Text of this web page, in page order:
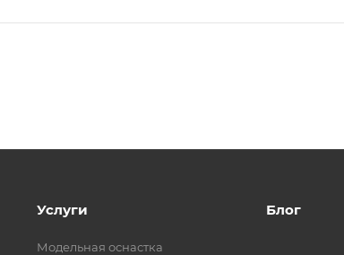
Услуги
Модельная оснастка
Блог